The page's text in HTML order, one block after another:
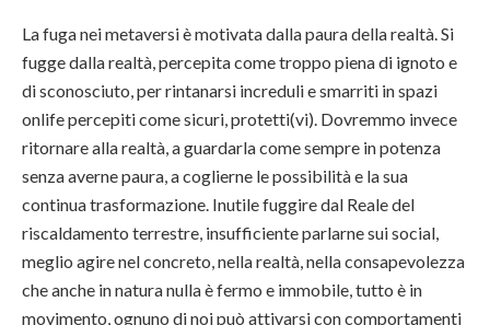
La fuga nei metaversi è motivata dalla paura della realtà. Si
fugge dalla realtà, percepita come troppo piena di ignoto e
di sconosciuto, per rintanarsi increduli e smarriti in spazi
onlife percepiti come sicuri, protetti(vi). Dovremmo invece
ritornare alla realtà, a guardarla come sempre in potenza
senza averne paura, a coglierne le possibilità e la sua
continua trasformazione. Inutile fuggire dal Reale del
riscaldamento terrestre, insufficiente parlarne sui social,
meglio agire nel concreto, nella realtà, nella consapevolezza
che anche in natura nulla è fermo e immobile, tutto è in
movimento, ognuno di noi può attivarsi con comportamenti